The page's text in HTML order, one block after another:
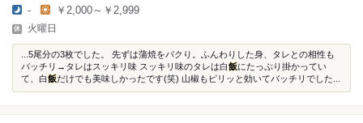
- ￥2,000～￥2,999
火曜日
...5尾分の3枚でした。 先ずは蒲焼をパクり。ふんわりした身、タレとの相性も
バッチリ→タレはスッキリ味 スッキリ味のタレは白飯にたっぷり掛かってい
て、白飯だけでも美味しかったです(笑) 山椒もピリッと効いてバッチリでした...